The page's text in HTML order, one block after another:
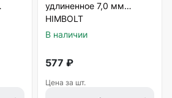
удлиненное 7,0 мм
HIMBOLT
В наличии
577 ₽
Цена за шт.